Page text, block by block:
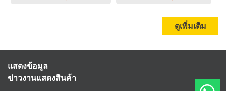
ดูเพิ่มเติม
แสดงข้อมูล
ข่าวงานแสดงสินค้า